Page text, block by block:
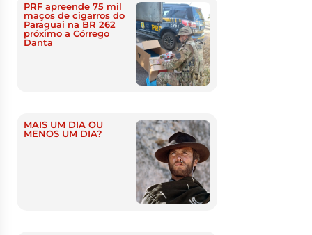
PRF apreende 75 mil
maços de cigarros do
Paraguai na BR 262
próximo a Córrego
Danta
MAIS UM DIA OU
MENOS UM DIA?